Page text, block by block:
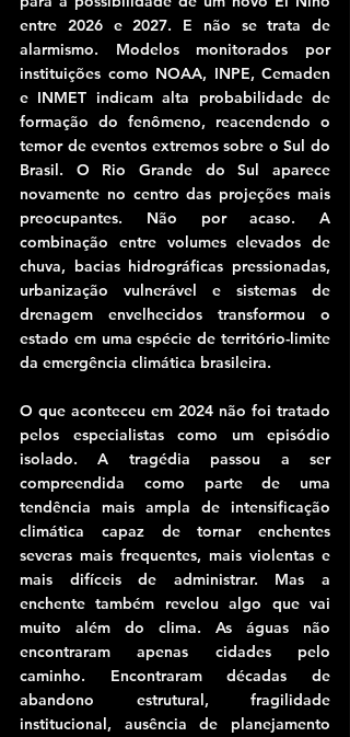
entre 2026 e 2027. E não se trata de
alarmismo. Modelos monitorados por
instituições como NOAA, INPE, Cemaden
e INMET indicam alta probabilidade de
formação do fenômeno, reacendendo o
temor de eventos extremos sobre o Sul do
Brasil. O Rio Grande do Sul aparece
novamente no centro das projeções mais
preocupantes. Não por acaso. A
combinação entre volumes elevados de
chuva, bacias hidrográficas pressionadas,
urbanização vulnerável e sistemas de
drenagem envelhecidos transformou o
estado em uma espécie de território-limite
da emergência climática brasileira.
O que aconteceu em 2024 não foi tratado
pelos especialistas como um episódio
isolado. A tragédia passou a ser
compreendida como parte de uma
tendência mais ampla de intensificação
climática capaz de tornar enchentes
severas mais frequentes, mais violentas e
mais difíceis de administrar. Mas a
enchente também revelou algo que vai
muito além do clima. As águas não
encontraram apenas cidades pelo
caminho. Encontraram décadas de
abandono estrutural, fragilidade
institucional, ausência de planejamento